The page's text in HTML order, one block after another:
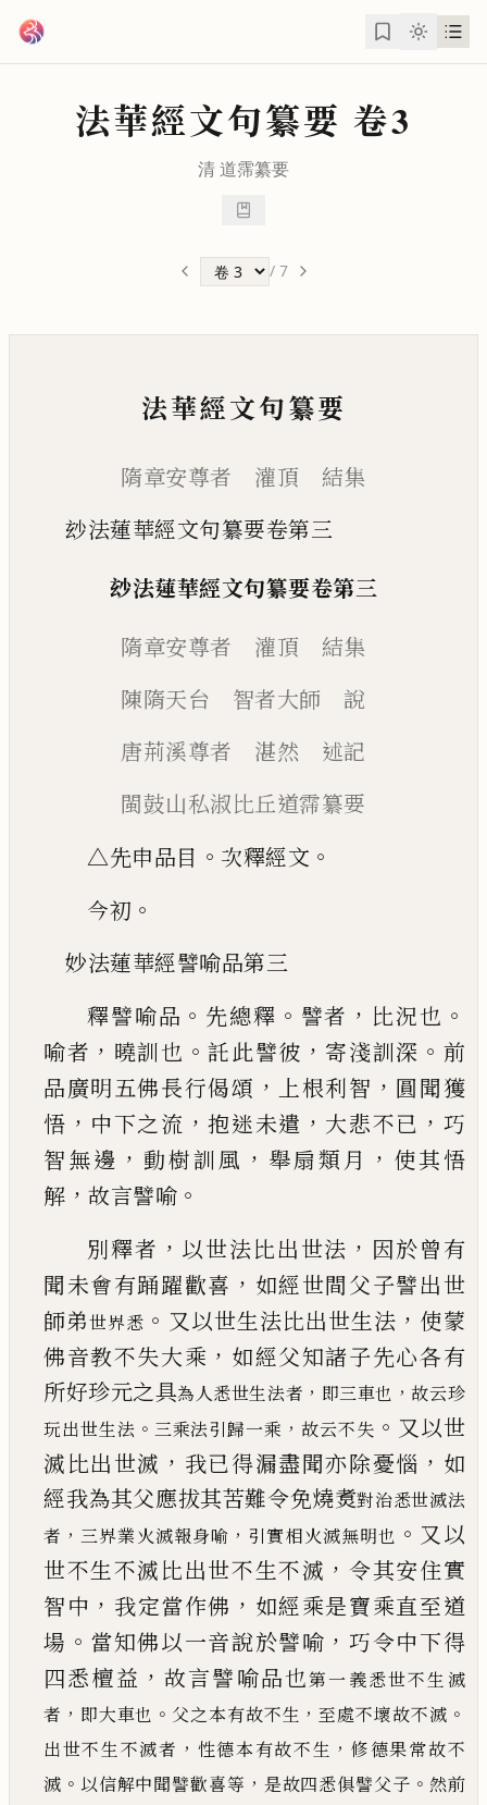
法華經文句纂要 卷3
清道霈纂要
/ 7
法華經文句纂要
隋章安尊者 灌頂 結集
玅法蓮華經文句纂要卷第三
玅法蓮華經文句纂要卷第三
隋章安尊者 灌頂 結集
陳隋天台 智者大師 說
唐荊溪尊者 湛然 述記
閩鼓山私淑比丘道霈纂要
△先申品目 。 次釋經文 。
今初 。
妙法蓮華經譬喻品第三
釋譬喻品 。 先總釋 。 譬者 ， 比況也 。
喻者 ， 曉訓也 。託此譬彼 ， 寄淺訓深 。 前
品廣明五佛長行偈頌 ， 上根利智 ， 圓聞獲
悟 ， 中下之流 ，抱迷未遣 ， 大悲不已 ， 巧
智無邊 ， 動樹訓風 ， 舉扇類月 ， 使其悟
解 ， 故言譬喻 。
別釋者 ， 以世法比出世法 ， 因於曾有
聞未會有踊躍歡喜 ， 如經世間父子譬出世
師弟世界悉 。 又以世生法比出世生法 ， 使蒙
佛音教不失大乘 ， 如經父知諸子先心各有
所好珍元之具為人悉世生法者 ， 即三車也 ，故云珍
玩出世生法 。 三乘法引歸一乘 ，故云不失 。 又以世
滅比出世滅 ， 我已得漏盡聞亦除憂惱 ， 如
經我為其父應拔其苦難令免燒煑對治悉世滅法
者 ，三界業火滅報身喻 ， 引實相火滅無明也 。 又以
世不生不滅比出世不生不滅 ，令其安住實
智中 ， 我定當作佛 ， 如經乘是寶乘直至道
場 。 當知佛以一音說於譬喻 ， 巧令中下得
四悉檀益 ， 故言譬喻品也第一義悉世不生滅
者 ， 即大車也 。 父之本有故不生 ，至處不壞故不滅 。
出世不生不滅者 ， 性德本有故不生 ，修德果常故不
滅 。 以信解中聞譬歡喜等 ， 是故四悉俱譬父子 。 然前